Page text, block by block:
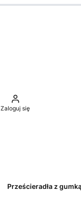
Zaloguj się
Prześcieradła z